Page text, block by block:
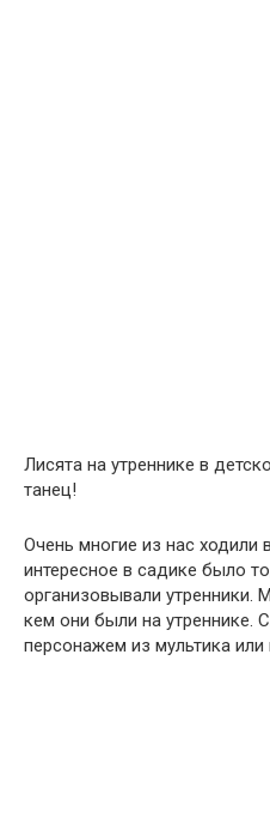
Лисята на утреннике в
танец!
Очень многие из нас ходили
интересное в садике было
организовывали утренники.
кем они были на утреннике.
персонажем из мультика